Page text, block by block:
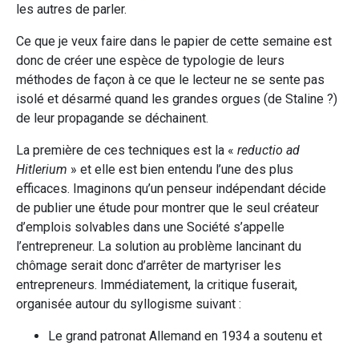
les autres de parler.
Ce que je veux faire dans le papier de cette semaine est
donc de créer une espèce de typologie de leurs
méthodes de façon à ce que le lecteur ne se sente pas
isolé et désarmé quand les grandes orgues (de Staline ?)
de leur propagande se déchainent.
La première de ces techniques est la « reductio ad
Hitlerium » et elle est bien entendu l’une des plus
efficaces. Imaginons qu’un penseur indépendant décide
de publier une étude pour montrer que le seul créateur
d’emplois solvables dans une Société s’appelle
l’entrepreneur. La solution au problème lancinant du
chômage serait donc d’arrêter de martyriser les
entrepreneurs. Immédiatement, la critique fuserait,
organisée autour du syllogisme suivant :
Le grand patronat Allemand en 1934 a soutenu et